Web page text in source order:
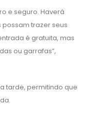
e seguro. Haverá
trazer seus
é gratuita, mas
ou garrafas”,
tarde, permitindo que